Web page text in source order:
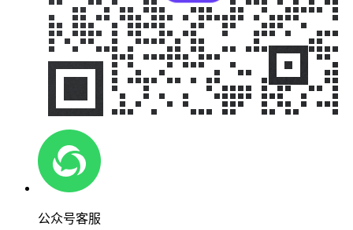
公众号客服